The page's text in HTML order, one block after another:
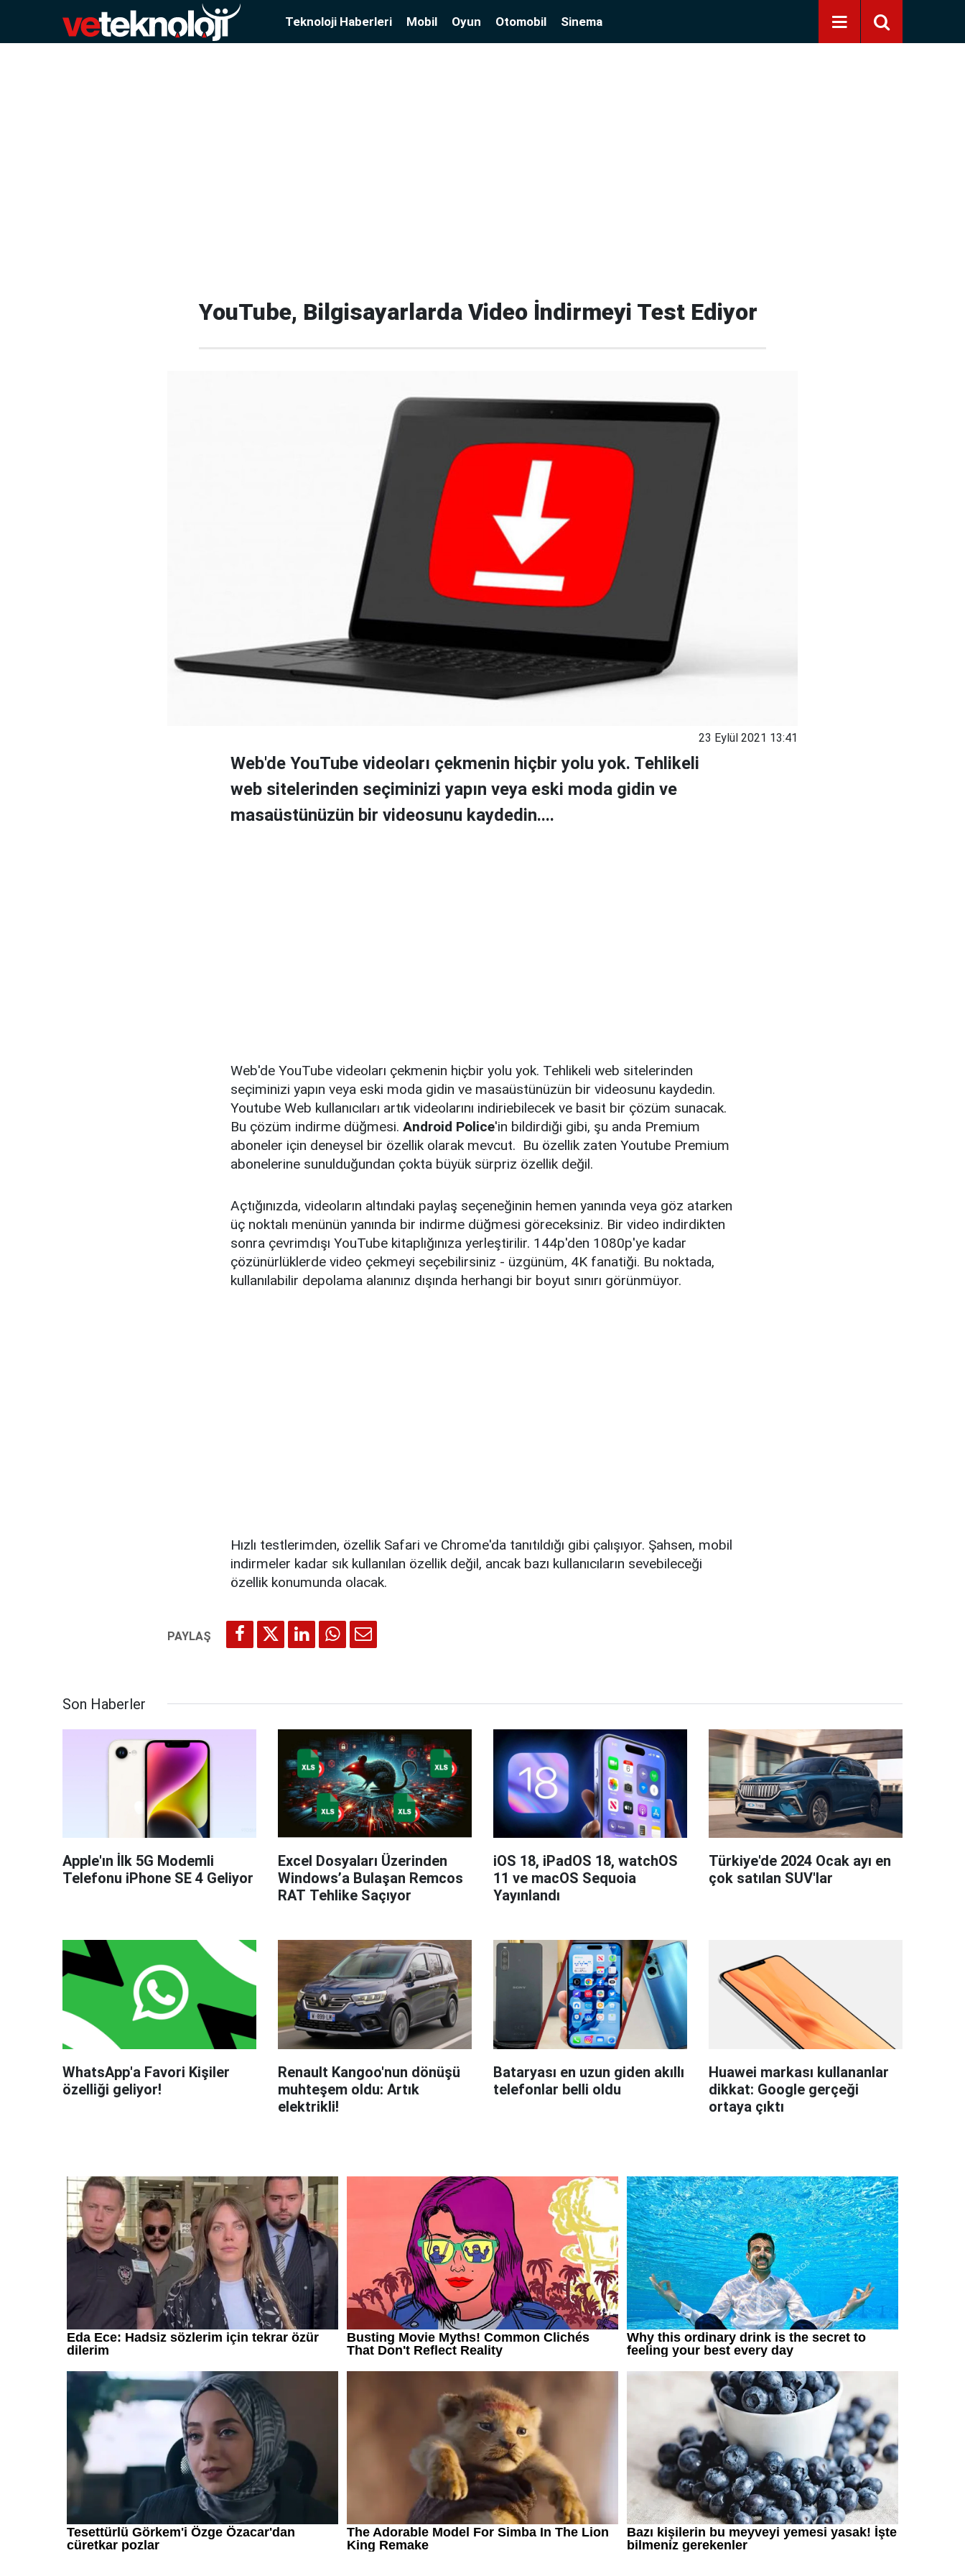
Teknoloji Haberleri Mobil Oyun Otomobil Sinema
YouTube, Bilgisayarlarda Video İndirmeyi Test Ediyor
23 Eylül 2021 13:41
Web'de YouTube videoları çekmenin hiçbir yolu yok. Tehlikeli
web sitelerinden seçiminizi yapın veya eski moda gidin ve
masaüstünüzün bir videosunu kaydedin....
Web'de YouTube videoları çekmenin hiçbir yolu yok. Tehlikeli web sitelerinden
seçiminizi yapın veya eski moda gidin ve masaüstünüzün bir videosunu kaydedin.
Youtube Web kullanıcıları artık videolarını indiriebilecek ve basit bir çözüm sunacak.
Bu çözüm indirme düğmesi. Android Police'in bildirdiği gibi, şu anda Premium
aboneler için deneysel bir özellik olarak mevcut. Bu özellik zaten Youtube Premium
abonelerine sunulduğundan çokta büyük sürpriz özellik değil.
Açtığınızda, videoların altındaki paylaş seçeneğinin hemen yanında veya göz atarken
üç noktalı menünün yanında bir indirme düğmesi göreceksiniz. Bir video indirdikten
sonra çevrimdışı YouTube kitaplığınıza yerleştirilir. 144p'den 1080p'ye kadar
çözünürlüklerde video çekmeyi seçebilirsiniz - üzgünüm, 4K fanatiği. Bu noktada,
kullanılabilir depolama alanınız dışında herhangi bir boyut sınırı görünmüyor.
Hızlı testlerimden, özellik Safari ve Chrome'da tanıtıldığı gibi çalışıyor. Şahsen, mobil
indirmeler kadar sık ​​kullanılan özellik değil, ancak bazı kullanıcıların sevebileceği
özellik konumunda olacak.
Son Haberler
Apple'ın İlk 5G Modemli
Telefonu iPhone SE 4 Geliyor
Excel Dosyaları Üzerinden
Windows’a Bulaşan Remcos
RAT Tehlike Saçıyor
iOS 18, iPadOS 18, watchOS
11 ve macOS Sequoia
Yayınlandı
Türkiye'de 2024 Ocak ayı en
çok satılan SUV'lar
WhatsApp'a Favori Kişiler
özelliği geliyor!
Renault Kangoo'nun dönüşü
muhteşem oldu: Artık
elektrikli!
Bataryası en uzun giden akıllı
telefonlar belli oldu
Huawei markası kullananlar
dikkat: Google gerçeği
ortaya çıktı